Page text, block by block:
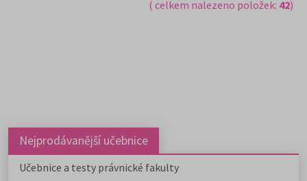
( celkem nalezeno položek: 42)
Nejprodávanější učebnice
Učebnice a testy právnické fakulty